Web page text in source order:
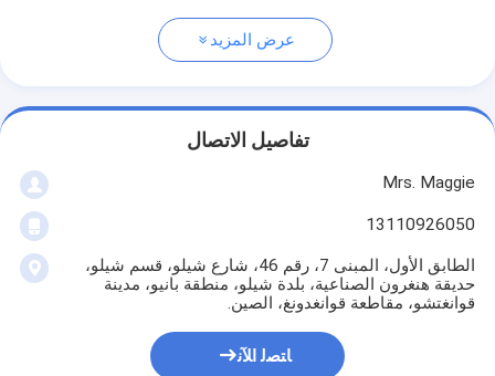
عرض المزيد
تفاصيل الاتصال
Mrs. Maggie
13110926050
الطابق الأول، المبنى 7، رقم 46، شارع شيلو، قسم شيلو،
حديقة هنغرون الصناعية، بلدة شيلو، منطقة بانيو، مدينة
قوانغتشو، مقاطعة قوانغدونغ، الصين.
ﺎﺘﺼﻟ ﺍﻶﻧ